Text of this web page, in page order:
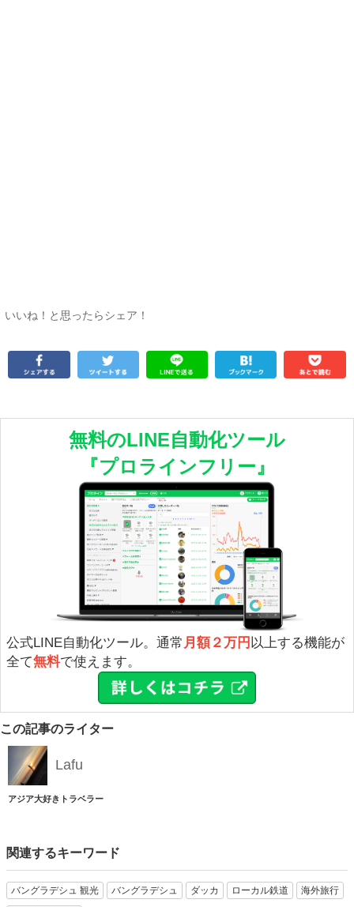
いいね！と思ったらシェア！
無料のLINE自動化ツール
『プロラインフリー』
公式LINE自動化ツール。通常 月額２万円 以上する機能が
全て無料で使えます。
この記事のライター
Lafu
アジア大好きトラベラー
関連するキーワード
バングラデシュ 観光 バングラデシュ ダッカ ローカル鉄道 海外旅行